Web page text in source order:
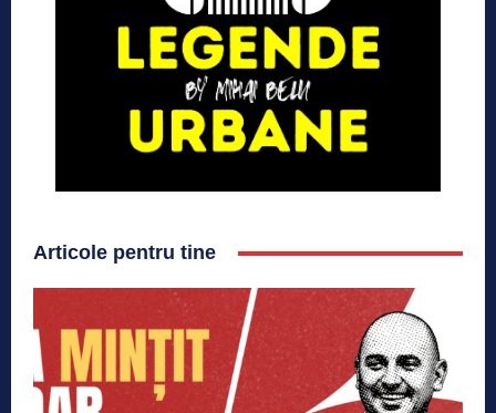
Articole pentru tine